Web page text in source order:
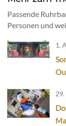
Passende
Personen und
1.